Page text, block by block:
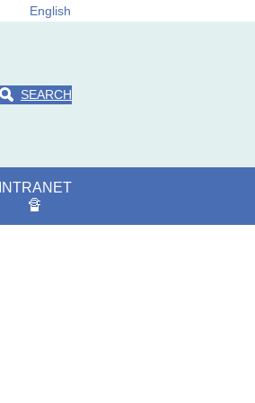
English
SEARCH
INTRANET
🔏